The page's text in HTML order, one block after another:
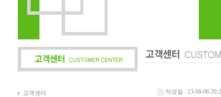
고객센터 작성일 : 23-08-06